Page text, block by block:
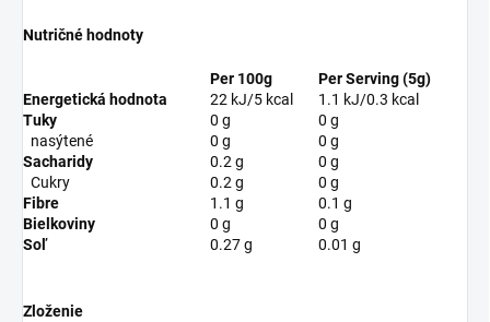
Nutričné hodnoty
Per 100g
Per Serving (5g)
Energetická hodnota
22 kJ/5 kcal
1.1 kJ/0.3 kcal
Tuky
0 g
0 g
nasýtené
0 g
0 g
Sacharidy
0.2 g
0 g
Cukry
0.2 g
0 g
Fibre
1.1 g
0.1 g
Bielkoviny
0 g
0 g
Soľ
0.27 g 0.01 g
Zloženie